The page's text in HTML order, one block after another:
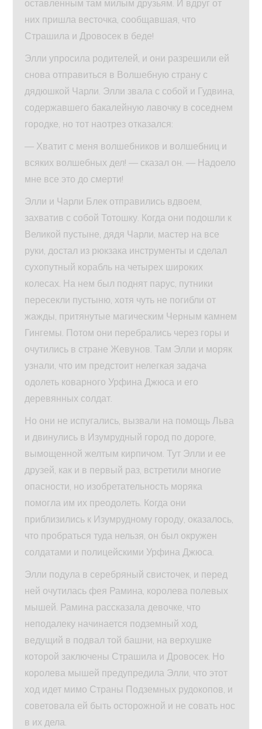
оставленным там милым друзьям. И вдруг от
них пришла весточка, сообщавшая, что
Страшила и Дровосек в беде!
Элли упросила родителей, и они разрешили ей
снова отправиться в Волшебную страну с
дядюшкой Чарли. Элли звала с собой и Гудвина,
содержавшего бакалейную лавочку в соседнем
городке, но тот наотрез отказался:
— Хватит с меня волшебников и волшебниц и
всяких волшебных дел! — сказал он. — Надоело
мне все это до смерти!
Элли и Чарли Блек отправились вдвоем,
захватив с собой Тотошку. Когда они подошли к
Великой пустыне, дядя Чарли, мастер на все
руки, достал из рюкзака инструменты и сделал
сухопутный корабль на четырех широких
колесах. На нем был поднят парус, путники
пересекли пустыню, хотя чуть не погибли от
жажды, притянутые магическим Черным камнем
Гингемы. Потом они перебрались через горы и
очутились в стране Жевунов. Там Элли и моряк
узнали, что им предстоит нелегкая задача
одолеть коварного Урфина Джюса и его
деревянных солдат.
Но они не испугались, вызвали на помощь Льва
и двинулись в Изумрудный город по дороге,
вымощенной желтым кирпичом. Тут Элли и ее
друзей, как и в первый раз, встретили многие
опасности, но изобретательность моряка
помогла им их преодолеть. Когда они
приблизились к Изумрудному городу, оказалось,
что пробраться туда нельзя, он был окружен
солдатами и полицейскими Урфина Джюса.
Элли подула в серебряный свисточек, и перед
ней очутилась фея Рамина, королева полевых
мышей. Рамина рассказала девочке, что
неподалеку начинается подземный ход,
ведущий в подвал той башни, на верхушке
которой заключены Страшила и Дровосек. Но
королева мышей предупредила Элли, что этот
ход идет мимо Страны Подземных рудокопов, и
советовала ей быть осторожной и не совать нос
в их дела.